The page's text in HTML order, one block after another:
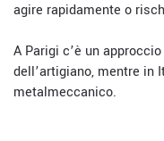
agire rapidamente o
A Parigi c’è un
dell’artigiano, mentre in
metalmeccanico.